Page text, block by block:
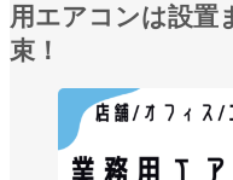
用エアコンは設置
束！